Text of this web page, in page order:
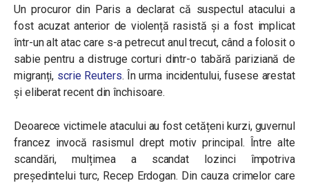
Un procuror din Paris a declarat că suspectul atacului a
fost acuzat anterior de violență rasistă și a fost implicat
într-un alt atac care s-a petrecut anul trecut, când a folosit o
sabie pentru a distruge corturi dintr-o tabără pariziană de
migranți, scrie Reuters. În urma incidentului, fusese arestat
și eliberat recent din închisoare.
Deoarece victimele atacului au fost cetățeni kurzi, guvernul
francez invocă rasismul drept motiv principal. Între alte
scandări, mulțimea a scandat lozinci împotriva
președintelui turc, Recep Erdogan. Din cauza crimelor care